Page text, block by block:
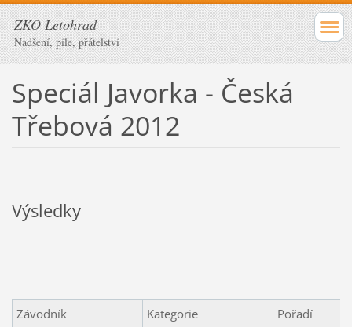
ZKO Letohrad
Nadšení, píle, přátelství
Speciál Javorka - Česká
Třebová 2012
Výsledky
Závodník Kategorie
Pořadí